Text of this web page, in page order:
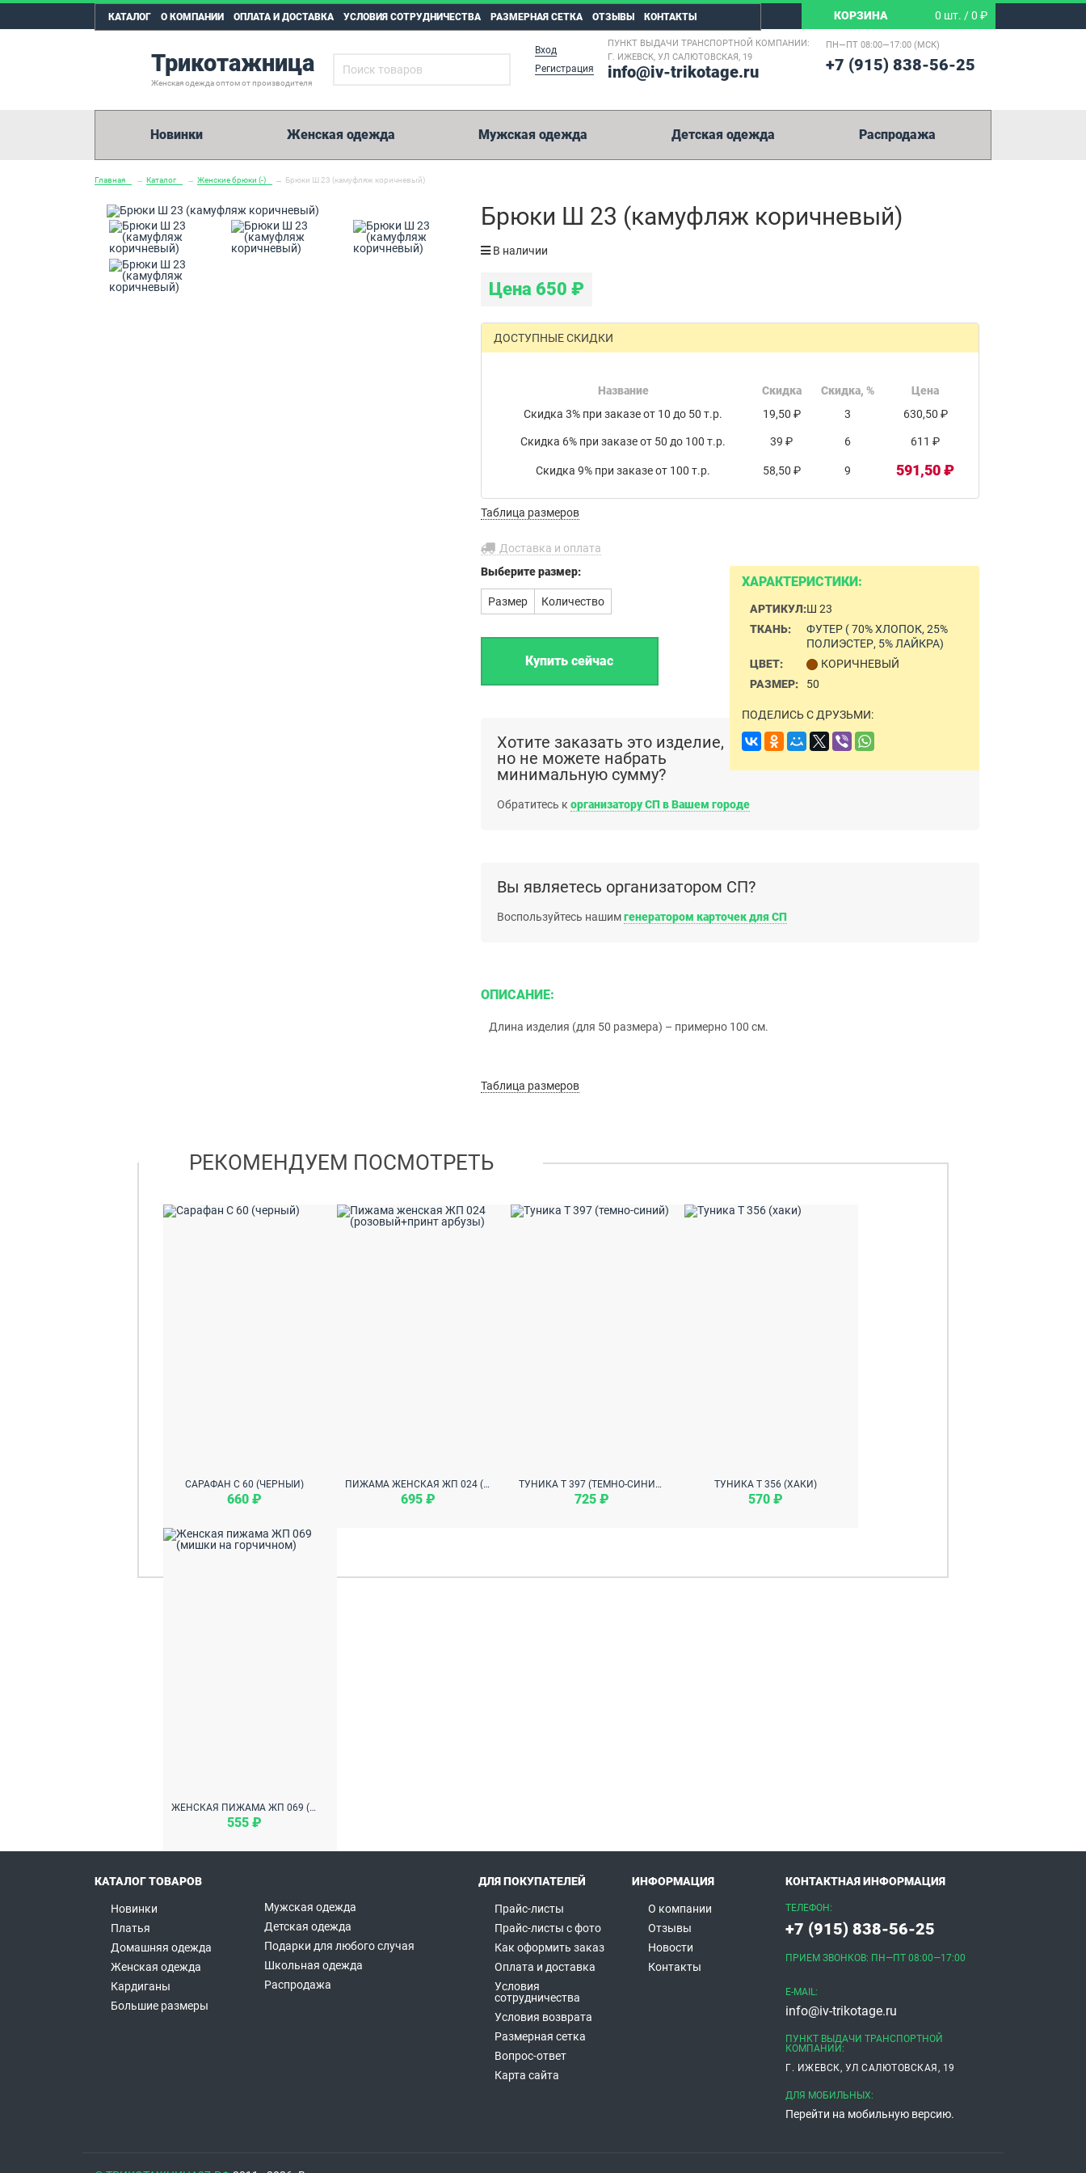
КАТАЛОГ О КОМПАНИИ ОПЛАТА И ДОСТАВКА УСЛОВИЯ СОТРУДНИЧЕСТВА РАЗМЕРНАЯ СЕТКА ОТЗЫВЫ КОНТАКТЫ КОРЗИНА 0 шт. / 0 ₽
Трикотажница
Женская одежда оптом от производителя
Вход
Регистрация
ПУНКТ ВЫДАЧИ ТРАНСПОРТНОЙ КОМПАНИИ:
Г. ИЖЕВСК, УЛ САЛЮТОВСКАЯ, 19
info@iv-trikotage.ru
ПН—ПТ 08:00—17:00 (МСК)
+7 (915) 838-56-25
Новинки Женская одежда Мужская одежда Детская одежда Распродажа
Главная → Каталог → Женские брюки (-) → Брюки Ш 23 (камуфляж коричневый)
Брюки Ш 23 (камуфляж коричневый)
В наличии
Цена 650 ₽
ДОСТУПНЫЕ СКИДКИ
Название Скидка Скидка, %
Цена
Скидка 3% при заказе от 10 до 50 т.р.
19,50 ₽ 3 630,50 ₽
Скидка 6% при заказе от 50 до 100 т.р. 39 ₽ 6 611 ₽
Скидка 9% при заказе от 100 т.р. 58,50 ₽ 9 591,50 ₽
Таблица размеров
Доставка и оплата
ХАРАКТЕРИСТИКИ:
АРТИКУЛ:Ш 23
ТКАНЬ:
ФУТЕР ( 70% ХЛОПОК, 25%
ПОЛИЭСТЕР, 5% ЛАЙКРА)
ЦВЕТ:
КОРИЧНЕВЫЙ
РАЗМЕР:
50
ПОДЕЛИСЬ С ДРУЗЬМИ:
Выберитеразмер:
Размер Количество
Хотите заказать это изделие,
но не можете набрать
минимальную сумму?
Обратитесь к организатору СП в Вашем городе
Вы являетесь организатором СП?
Воспользуйтесь нашимгенератором карточек для СП
ОПИСАНИЕ:
Длина изделия (для 50 размера) – примерно 100 см.
Таблица размеров
5 000 рублей
Возможные способы оплаты:
Оплата на расчетный счет.
Иные способы оплаты.
Реквизиты на оплату мы отправим вместе с
Мы работаем с транспортными компаниями:
Энергия,Транс-Вектор,СДЭК , DPD, а
или по вашему усмотрению.
Бесплатная доставка до филиала
транспортной компании в г. Иваново.
РЕКОМЕНДУЕМ ПОСМОТРЕТЬ
САРАФАН С 60 (ЧЕРНЫЙ)
660 ₽
ПИЖАМА ЖЕНСКАЯ ЖП 024 (РОЗОВЫЙ+ПРИНТ АРБУЗЫ)
695 ₽
ТУНИКА Т 397 (ТЕМНО-СИНИЙ)
725 ₽
ТУНИКА Т 356 (ХАКИ)
570 ₽
ЖЕНСКАЯ ПИЖАМА ЖП 069 (МИШКИ НА ГОРЧИЧНОМ)
555 ₽
КАТАЛОГ ТОВАРОВ
Новинки
Платья
Домашняя одежда
Женская одежда
Кардиганы
Большие размеры
Мужская одежда
Детская одежда
Подарки для любого случая
Школьная одежда
Распродажа
ДЛЯ ПОКУПАТЕЛЕЙ
Прайс-листы
Прайс-листы с фото
Как оформить заказ
Оплата и доставка
Условия
сотрудничества
Условия возврата
Размерная сетка
Вопрос-ответ
Карта сайта
ИНФОРМАЦИЯ
О компании
Отзывы
Новости
Контакты
КОНТАКТНАЯ ИНФОРМАЦИЯ
ТЕЛЕФОН:
+7 (915) 838-56-25
ПРИЕМ ЗВОНКОВ: ПН—ПТ 08:00—17:00
E-MAIL:
info@iv-trikotage.ru
ПУНКТ ВЫДАЧИ ТРАНСПОРТНОЙ
КОМПАНИИ:
Г. ИЖЕВСК, УЛ САЛЮТОВСКАЯ, 19
ДЛЯ МОБИЛЬНЫХ:
Перейти на мобильную версию.